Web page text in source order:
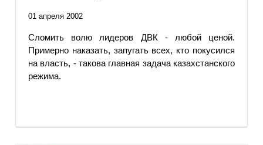
01 апреля 2002
Сломить волю лидеров ДВК - любой ценой.
Примерно наказать, запугать всех, кто покусился
на власть, - такова главная задача казахстанского
режима.